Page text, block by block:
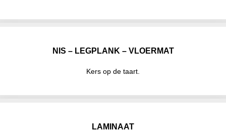
NIS – LEGPLANK – VLOERMAT
Kers op de taart.
LAMINAAT